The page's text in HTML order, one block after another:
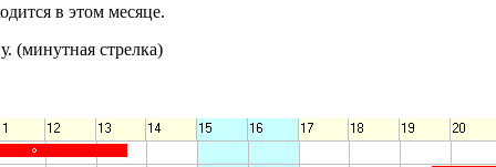
в этом месяце.
(минутная стрелка)